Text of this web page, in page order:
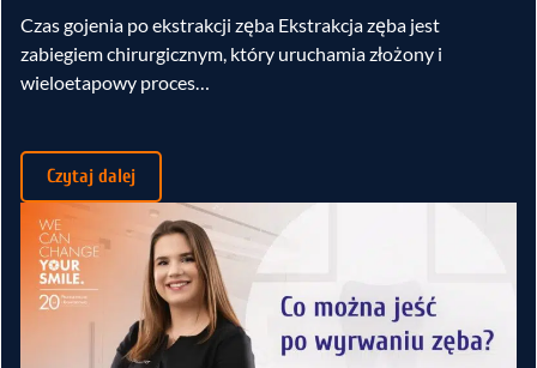
Czas gojenia po ekstrakcji zęba Ekstrakcja zęba jest
zabiegiem chirurgicznym, który uruchamia złożony i
wieloetapowy proces…
Czytaj dalej